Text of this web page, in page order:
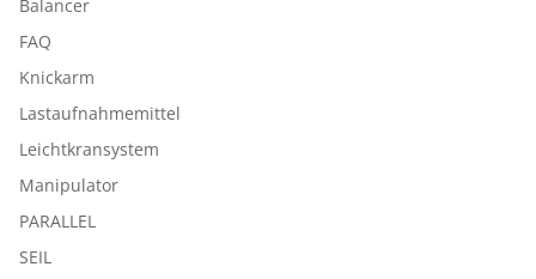
Balancer
FAQ
Knickarm
Lastaufnahmemittel
Leichtkransystem
Manipulator
PARALLEL
SEIL